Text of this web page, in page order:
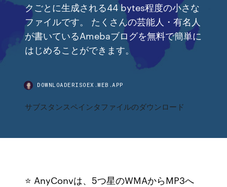
クごとに生成される44 bytes程度の小さな
ファイルです。 たくさんの芸能人・有名人
が書いているAmebaブログを無料で簡単に
はじめることができます。
DOWNLOADERISOEX.WEB.APP
サブスタンスペインタファイルのダウンロード
⭐ AnyConvは、5つ星のWMAからMP3へ